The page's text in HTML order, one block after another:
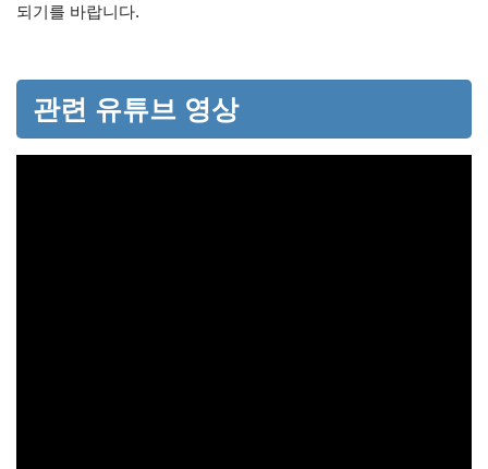
되기를 바랍니다.
관련 유튜브 영상